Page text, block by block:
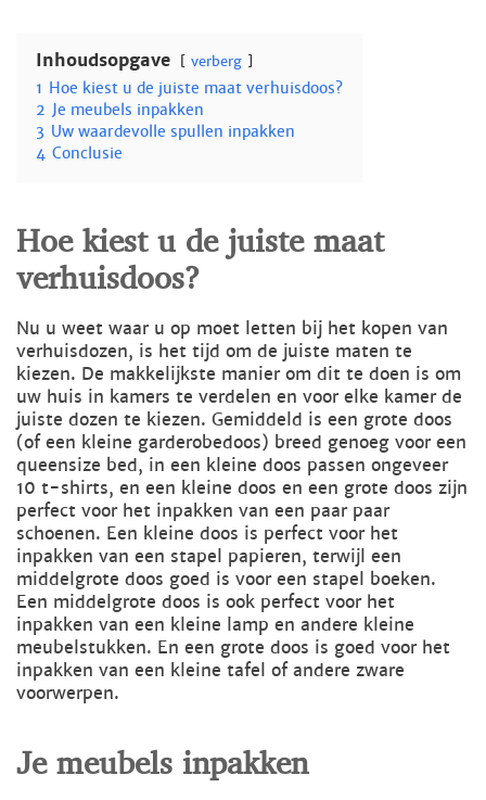
Inhoudsopgave verberg
1 Hoe kiest u de juiste maat verhuisdoos?
2 Je meubels inpakken
3 Uw waardevolle spullen inpakken
4 Conclusie
Hoe kiest u de juiste maat
verhuisdoos?
Nu u weet waar u op moet letten bij het kopen van
verhuisdozen, is het tijd om de juiste maten te
kiezen. De makkelijkste manier om dit te doen is om
uw huis in kamers te verdelen en voor elke kamer de
juiste dozen te kiezen. Gemiddeld is een grote doos
(of een kleine garderobedoos) breed genoeg voor een
queensize bed, in een kleine doos passen ongeveer
10 t-shirts, en een kleine doos en een grote doos zijn
perfect voor het inpakken van een paar paar
schoenen. Een kleine doos is perfect voor het
inpakken van een stapel papieren, terwijl een
middelgrote doos goed is voor een stapel boeken.
Een middelgrote doos is ook perfect voor het
inpakken van een kleine lamp en andere kleine
meubelstukken. En een grote doos is goed voor het
inpakken van een kleine tafel of andere zware
voorwerpen.
Je meubels inpakken